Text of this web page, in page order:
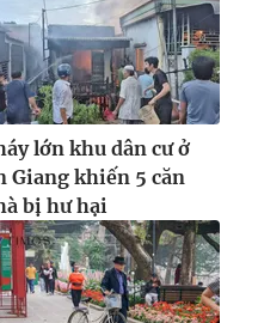
Việt Nam
điện tử số 483/GP-BTTTT
Hạnh, Phạm Quốc Thắng,
lớn khu dân cư ở
Giang khiến 5 căn
bị hư hại